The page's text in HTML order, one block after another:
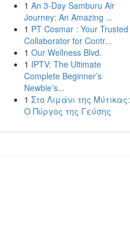
1 An 3-Day Samburu Air
Journey: An Amazing ...
1 PT Cosmar : Your Trusted
Collaborator for Contr...
1 Our Wellness Blvd.
1 IPTV: The Ultimate
Complete Beginner’s
Newbie’s...
1 Στο Λιμάνι της Μύτικας:
Ο Πύργος της Γεύσης